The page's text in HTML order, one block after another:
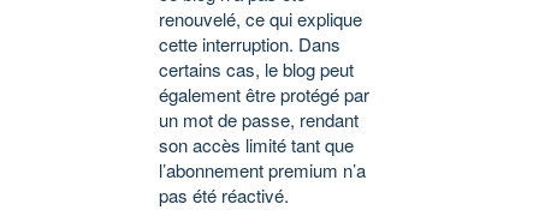
renouvelé, ce qui explique
cette interruption. Dans
certains cas, le blog peut
également être protégé par
un mot de passe, rendant
son accès limité tant que
l’abonnement premium n’a
pas été réactivé.